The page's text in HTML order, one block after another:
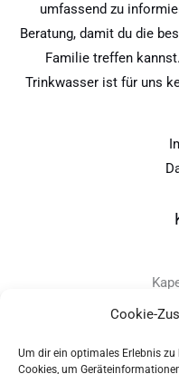
Cookie-
Um dir ein optimales Erlebnis zu
Cookies, um
umfassend zu
Beratung, damit du die
Familie treffen
Trinkwasser ist für uns
D-
+49 -